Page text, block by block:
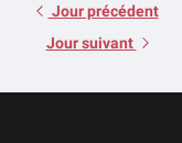
Jour précédent
Jour suivant